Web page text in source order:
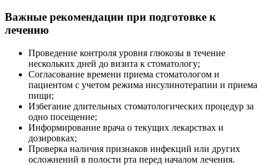
Важные рекомендации при подготовке к
лечению
Проведение контроля уровня глюкозы в течение
нескольких дней до визита к стоматологу;
Согласование времени приема стоматологом и
пациентом с учетом режима инсулинотерапии и приема
пищи;
Избегание длительных стоматологических процедур за
одно посещение;
Информирование врача о текущих лекарствах и
дозировках;
Проверка наличия признаков инфекций или других
осложнений в полости рта перед началом лечения.